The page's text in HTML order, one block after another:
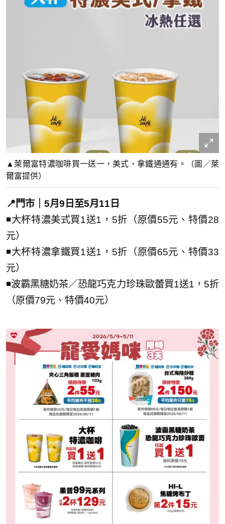
▲萊爾富特濃咖啡買一送一，美式、拿鐵通通有。（圖／萊
爾富提供）
📍門市｜5月9日至5月11日
◾大杯特濃美式買1送1，5折（原價55元、特價28
元）
◾大杯特濃拿鐵買1送1，5折（原價65元、特價33
元）
◾波霸黑糖奶茶／恐龍巧克力珍珠歐蕾買1送1，5折
（原價79元、特價40元）